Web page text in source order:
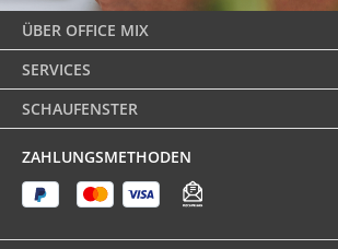
ÜBER OFFICE MIX
SERVICES
SCHAUFENSTER
ZAHLUNGSMETHODEN